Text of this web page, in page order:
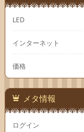
LED
インターネット
価格
メタ情報
ログイン